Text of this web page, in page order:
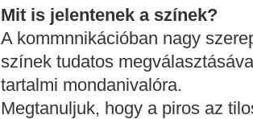
Mit is jelentenek a színek?
A kommnnikációban nagy
színek tudatos
tartalmi mondanivalóra.
Megtanuljuk, hogy a piros az